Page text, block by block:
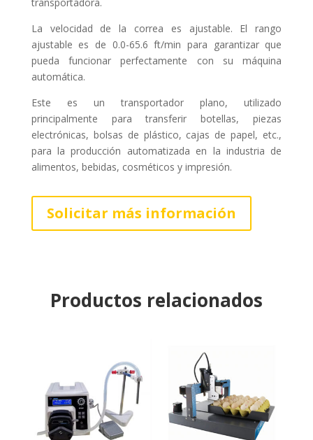
La velocidad de la correa es ajustable. El rango
ajustable es de 0.0-65.6 ft/min para garantizar que
pueda funcionar perfectamente con su máquina
automática.
Este es un transportador plano, utilizado
principalmente para transferir botellas, piezas
electrónicas, bolsas de plástico, cajas de papel, etc.,
para la producción automatizada en la industria de
alimentos, bebidas, cosméticos y impresión.
Solicitar más información
Productos relacionados